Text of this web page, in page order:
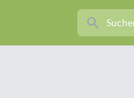
Search